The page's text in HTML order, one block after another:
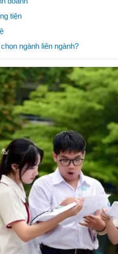
tiện
ngành liên ngành?